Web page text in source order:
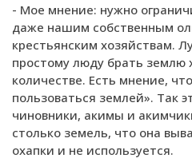
- Мое мнение: нужно
даже нашим собственным
крестьянским хозяйствам.
простому люду брать
количестве. Есть мнение,
пользоваться землей». Так
чиновники, акимы и
столько земель, что она
охапки и не используется.